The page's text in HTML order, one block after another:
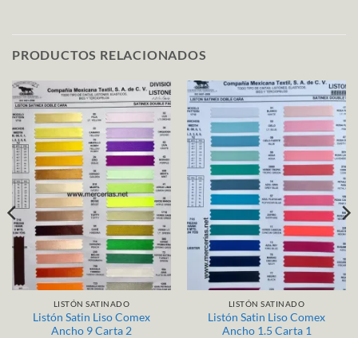
PRODUCTOS RELACIONADOS
LISTÓN SATINADO
Listón Satin Liso Comex
Ancho 9 Carta 2
LISTÓN SATINADO
Listón Satin Liso Comex
Ancho 1.5 Carta 1